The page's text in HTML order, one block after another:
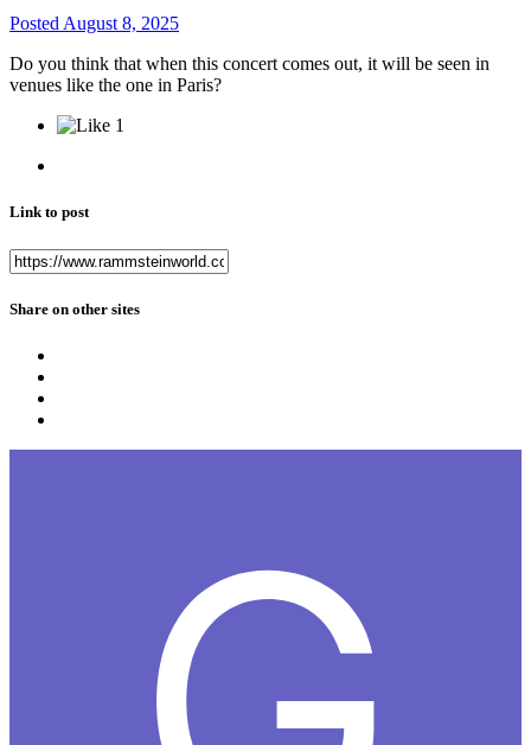
Posted August 8, 2025
Do you think that when this concert comes out, it will be seen in
venues like the one in Paris?
1
Link to post
Share on other sites